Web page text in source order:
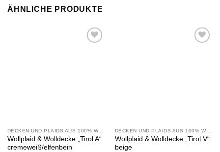
ÄHNLICHE PRODUKTE
DECKEN UND PLAIDS AUS 100% WOLLE
Wollplaid & Wolldecke „Tirol A“
cremeweiß/elfenbein
DECKEN UND PLAIDS AUS 100% WOLLE
Wollplaid & Wolldecke „Tirol V“
beige